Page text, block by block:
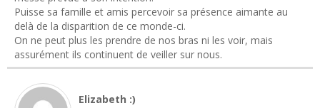
Puisse sa famille et amis percevoir sa présence aimante au
delà de la disparition de ce monde-ci.
On ne peut plus les prendre de nos bras ni les voir, mais
assurément ils continuent de veiller sur nous.
Elizabeth :)